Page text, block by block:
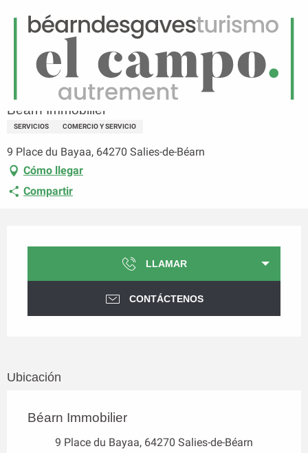
Menú
Página principal Béarn Immobilier
Béarn Immobilier
SERVICIOS COMERCIO Y SERVICIO
9 Place du Bayaa, 64270 Salies-de-Béarn
Cómo llegar
Compartir
LLAMAR
CONTÁCTENOS
Ubicación
Béarn Immobilier
9 Place du Bayaa, 64270 Salies-de-Béarn